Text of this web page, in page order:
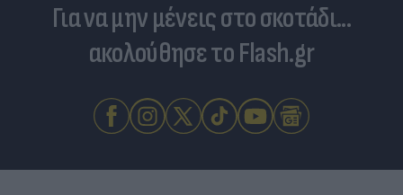
Για να μην μένεις στο σκοτάδι...
ακολούθησε το Flash.gr